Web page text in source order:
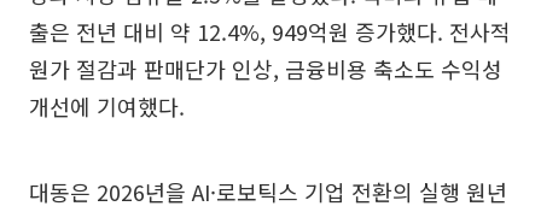
출은 전년 대비 약 12.4%, 949억원 증가했다. 전사적
원가 절감과 판매단가 인상, 금융비용 축소도 수익성
개선에 기여했다.
대동은 2026년을 AI·로보틱스 기업 전환의 실행 원년